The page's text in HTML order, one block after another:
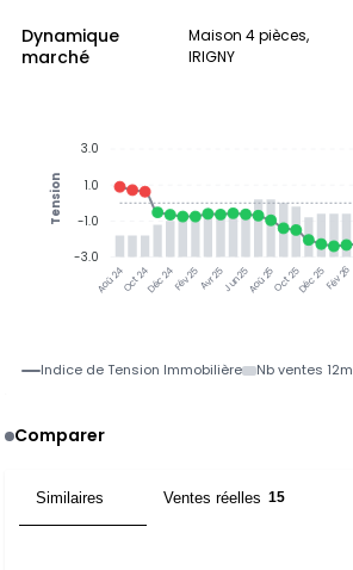
Dynamique
marché
Maison 4 pièces,
IRIGNY
Aoû 24Oct 24Déc 24Fév 25Avr 25Jun 25Aoû 25Oct 25Déc 25Fév 26
3.0
1.0
-1.0
-3.0
Tension
Indice de Tension Immobilière Nb ventes 12m
Comparer
Similaires Ventes réelles 15